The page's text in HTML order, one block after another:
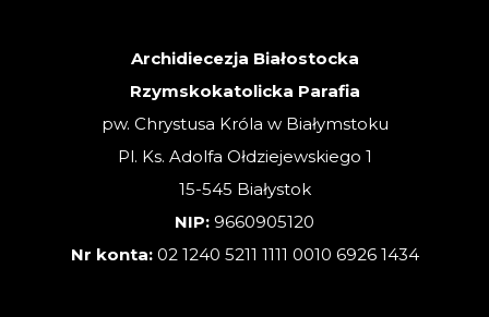
Archidiecezja Białostocka
Rzymskokatolicka Parafia
pw. Chrystusa Króla w Białymstoku
Pl. Ks. Adolfa Ołdziejewskiego 1
15-545 Białystok
NIP: 9660905120
Nr konta: 02 1240 5211 1111 0010 6926 1434